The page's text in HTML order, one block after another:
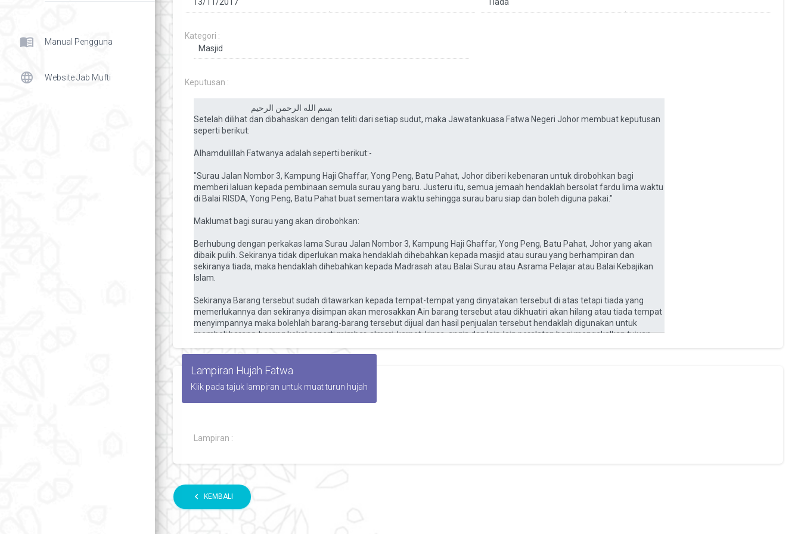
menu_book Manual Pengguna
language Website Jab Mufti
Kategori :
Keputusan :
Lampiran Hujah Fatwa
Klik pada tajuk lampiran untuk muat turun hujah
Lampiran :
chevron_left KEMBALI